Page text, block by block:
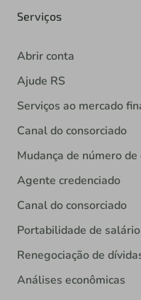
Serviços
Abrir conta
Ajude RS
Serviços ao mercado
Canal do consorciado
Mudança de número de
Agente credenciado
Canal do consorciado
Portabilidade de salário
Renegociação de
Análises econômicas